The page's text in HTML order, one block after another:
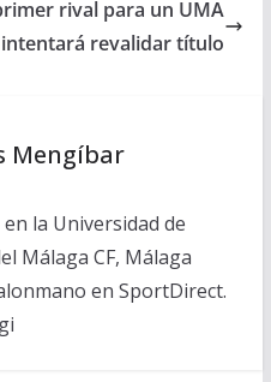
rival para un UMA
revalidar título
Mengíbar
la Universidad de
Málaga CF, Málaga
en SportDirect.